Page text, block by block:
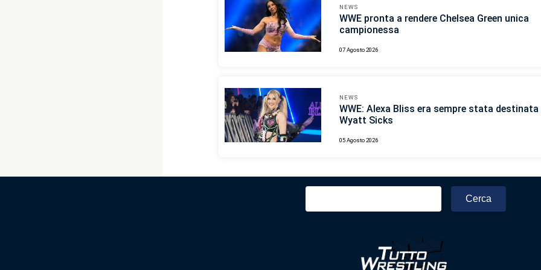
NEWS
WWE pronta a rendere Chelsea Green unica
campionessa
07 Agosto 2026
NEWS
WWE: Alexa Bliss era sempre stata destinata
Wyatt Sicks
05 Agosto 2026
Ricerca